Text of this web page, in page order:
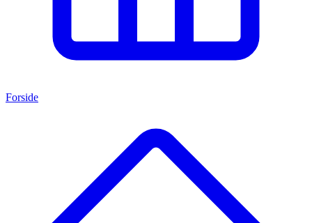
Forside